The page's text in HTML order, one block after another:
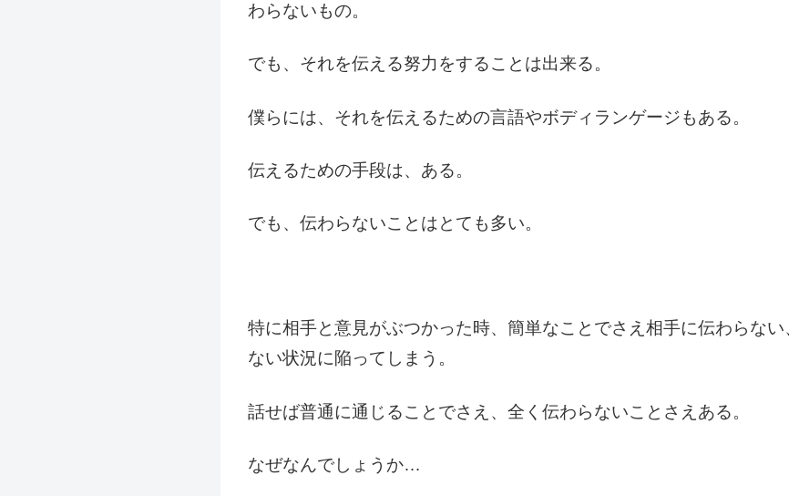
わらないもの。
でも、それを伝える努力をすることは出来る。
僕らには、それを伝えるための言語やボディランゲージもある。
伝えるための手段は、ある。
でも、伝わらないことはとても多い。
特に相手と意見がぶつかった時、簡単なことでさえ相手に伝わらない
ない状況に陥ってしまう。
話せば普通に通じることでさえ、全く伝わらないことさえある。
なぜなんでしょうか…